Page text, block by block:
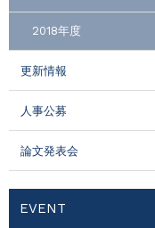
2018年度
更新情報
人事公募
論文発表会
EVENT